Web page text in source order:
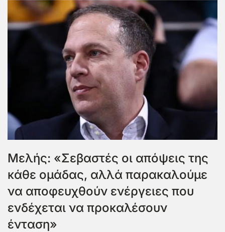
Μελής: «Σεβαστές οι απόψεις της
κάθε ομάδας, αλλά παρακαλούμε
να αποφευχθούν ενέργειες που
ενδέχεται να προκαλέσουν
ένταση»